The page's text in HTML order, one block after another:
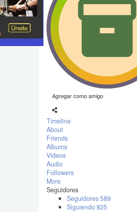
Agregar como amigo
Timeline
About
Friends
Albums
Videos
Audio
Followers
More
Seguidores
Seguidores589
Siguiendo825